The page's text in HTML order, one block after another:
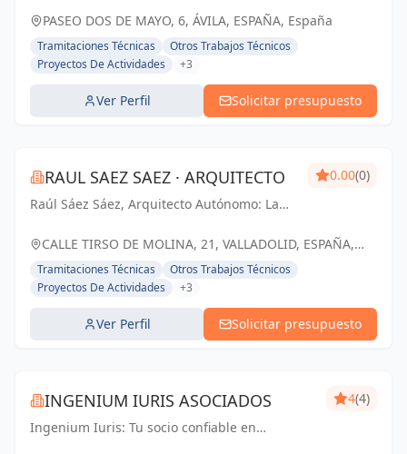
Rehabilitación, Viviendas protegidas.
PASEO DOS DE MAYO, 6, ÁVILA, ESPAÑA, España
Tramitaciones Técnicas
Otros Trabajos Técnicos
Proyectos De Actividades
+3
Ver Perfil Solicitar presupuesto
RAUL SAEZ SAEZ · ARQUITECTO
Raúl Sáez Sáez, Arquitecto Autónomo: La
ingeniería en Valladolid.
0.00(0)
CALLE TIRSO DE MOLINA, 21, VALLADOLID, ESPAÑA,
España
Tramitaciones Técnicas
Otros Trabajos Técnicos
Proyectos De Actividades
+3
Ver Perfil Solicitar presupuesto
INGENIUM IURIS ASOCIADOS
Ingenium Iuris: Tu socio confiable en
4(4)